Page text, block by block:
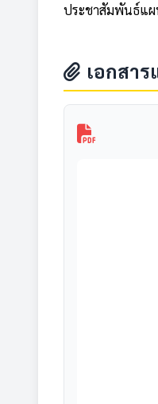
ประชาสัมพันธ์แผ
เอกสา